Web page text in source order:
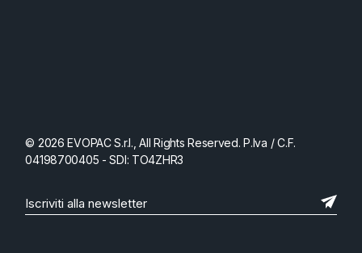
© 2026 EVOPAC S.r.l., All Rights Reserved. P.Iva / C.F.
04198700405 - SDI: TO4ZHR3